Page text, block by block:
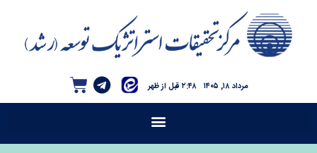
۲:۴۸ قبل از ظهر مرداد ۱۸, ۱۴۰۵